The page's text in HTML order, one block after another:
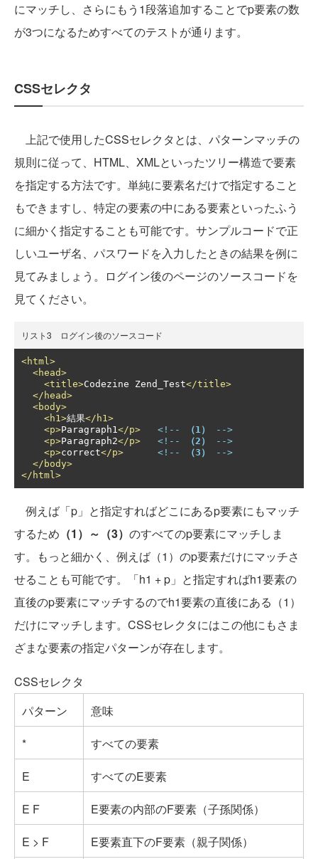
にマッチし、さらにもう1段落追加することでp要素の数
が3つになるためすべてのテストが通ります。
CSSセレクタ
上記で使用したCSSセレクタとは、パターンマッチの
規則に従って、HTML、XMLといったツリー構造で要素
を指定する方法です。単純に要素名だけで指定すること
もできますし、特定の要素の中にある要素といったふう
に細かく指定することも可能です。サンプルコードで正
しいユーザ名、パスワードを入力したときの結果を例に
見てみましょう。ログイン後のページのソースコードを
見てください。
リスト3 ログイン後のソースコード
<html>
<head>
<title>Codezine Zend_Test</title>
</head>
<body>
<h1>結果</h1>
<p>Paragraph1</p> <!-- （1）
-->
<p>Paragraph2</p> <!-- （2）
-->
<p>correct</p> <!-- （3）
-->
</body>
</html>
例えば「p」と指定すればどこにあるp要素にもマッチ
するため （1）～（3） のすべてのp要素にマッチしま
す。もっと細かく、例えば（1）のp要素だけにマッチさ
せることも可能です。「h1 + p」と指定すればh1要素の
直後のp要素にマッチするのでh1要素の直後にある（1）
だけにマッチします。CSSセレクタにはこの他にもさま
ざまな要素の指定パターンが存在します。
CSSセレクタ
パターン
意味
*
すべての要素
E
すべてのE要素
E F
E要素の内部のF要素（子孫関係）
E > F
E要素直下のF要素（親子関係）